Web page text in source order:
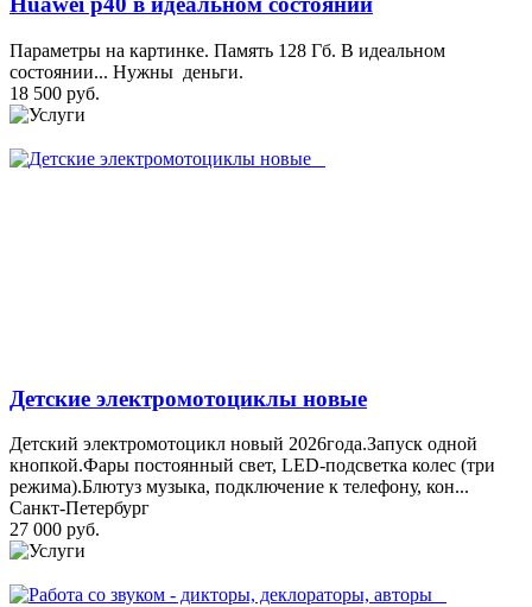
Параметры на картинке. Память 128 Гб. В идеальном
состоянии... Нужны деньги.
18 500 руб.
Детские электромотоциклы новые
Детский электромотоцикл новый 2026года.Запуск одной
кнопкой.Фары постоянный свет, LED-подсветка колес (три
режима).Блютуз музыка, подключение к телефону, кон...
Санкт-Петербург
27 000 руб.